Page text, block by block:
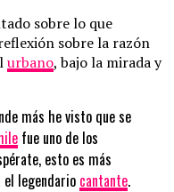
sobre lo que
sobre la razón
urbano, bajo la mirada y
más he visto que se
fue uno de los
esto es más
el legendario cantante.